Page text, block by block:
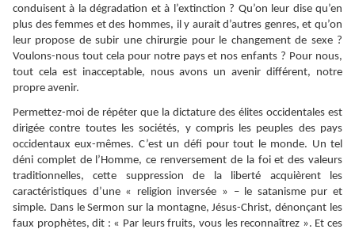
conduisent à la dégradation et à l’extinction ? Qu’on leur dise qu’en
plus des femmes et des hommes, il y aurait d’autres genres, et qu’on
leur propose de subir une chirurgie pour le changement de sexe ?
Voulons-nous tout cela pour notre pays et nos enfants ? Pour nous,
tout cela est inacceptable, nous avons un avenir différent, notre
propre avenir.
Permettez-moi de répéter que la dictature des élites occidentales est
dirigée contre toutes les sociétés, y compris les peuples des pays
occidentaux eux-mêmes. C’est un défi pour tout le monde. Un tel
déni complet de l’Homme, ce renversement de la foi et des valeurs
traditionnelles, cette suppression de la liberté acquièrent les
caractéristiques d’une « religion inversée » – le satanisme pur et
simple. Dans le Sermon sur la montagne, Jésus-Christ, dénonçant les
faux prophètes, dit : « Par leurs fruits, vous les reconnaîtrez ». Et ces